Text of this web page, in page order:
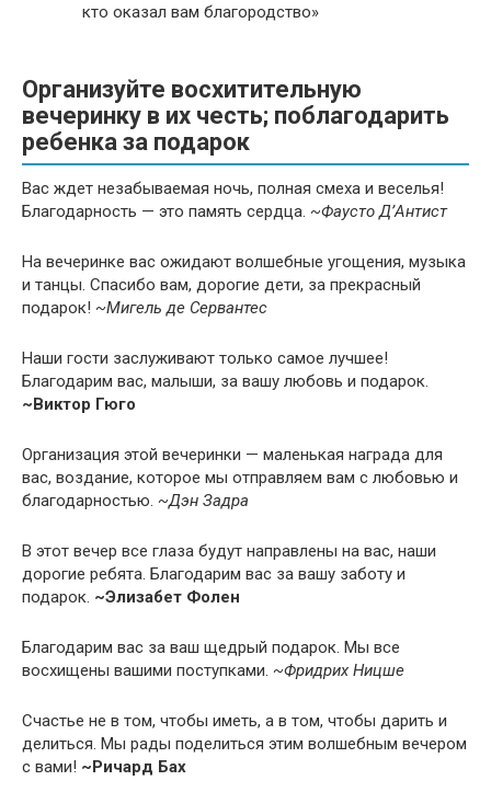
кто оказал вам благородство»
Организуйте восхитительную
вечеринку в их честь; поблагодарить
ребенка за подарок
Вас ждет незабываемая ночь, полная смеха и веселья!
Благодарность — это память сердца. ~Фаусто Д’Антист
На вечеринке вас ожидают волшебные угощения, музыка
и танцы. Спасибо вам, дорогие дети, за прекрасный
подарок! ~Мигель де Сервантес
Наши гости заслуживают только самое лучшее!
Благодарим вас, малыши, за вашу любовь и подарок.
~Виктор Гюго
Организация этой вечеринки — маленькая награда для
вас, воздание, которое мы отправляем вам с любовью и
благодарностью. ~Дэн Задра
В этот вечер все глаза будут направлены на вас, наши
дорогие ребята. Благодарим вас за вашу заботу и
подарок. ~Элизабет Фолен
Благодарим вас за ваш щедрый подарок. Мы все
восхищены вашими поступками. ~Фридрих Ницше
Счастье не в том, чтобы иметь, а в том, чтобы дарить и
делиться. Мы рады поделиться этим волшебным вечером
с вами! ~Ричард Бах